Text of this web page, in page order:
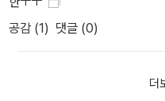
공감 (1) 댓글 (0)
더